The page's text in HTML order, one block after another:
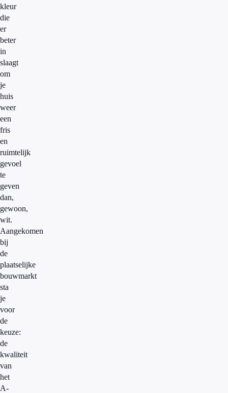
kleur
die
er
beter
in
slaagt
om
je
huis
weer
een
fris
en
ruimtelijk
gevoel
te
geven
dan,
gewoon,
wit.
Aangekomen
bij
de
plaatselijke
bouwmarkt
sta
je
voor
de
keuze:
de
kwaliteit
van
het
A-